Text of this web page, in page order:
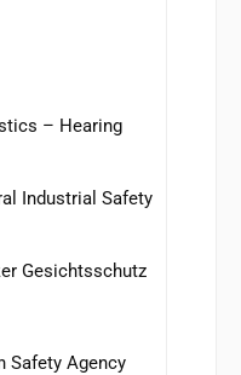
– Hearing
Industrial Safety
Gesichtsschutz
Safety Agency